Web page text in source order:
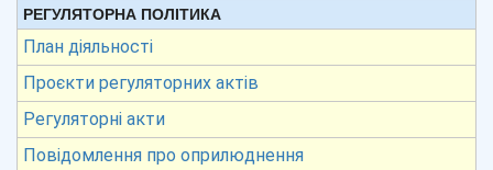
РЕГУЛЯТОРНА ПОЛІТИКА
План діяльності
Проєкти регуляторних актів
Регуляторні акти
Повідомлення про оприлюднення